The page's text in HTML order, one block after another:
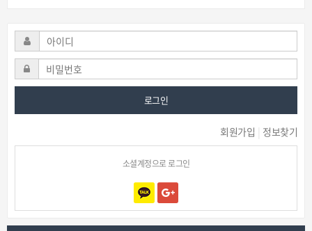
로그인
회원가입 정보찾기
소셜계정으로 로그인